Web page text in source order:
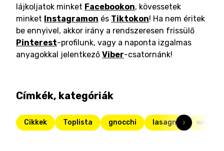
lájkoljatok minket Facebookon, kövessetek
minket Instagramon és Tiktokon! Ha nem éritek
be ennyivel, akkor irány a rendszeresen frissülő
Pinterest-profilunk, vagy a naponta izgalmas
anyagokkal jelentkező Viber-csatornánk!
Címkék, kategóriák
Cikkek Toplista gnocchi lasagne wrap